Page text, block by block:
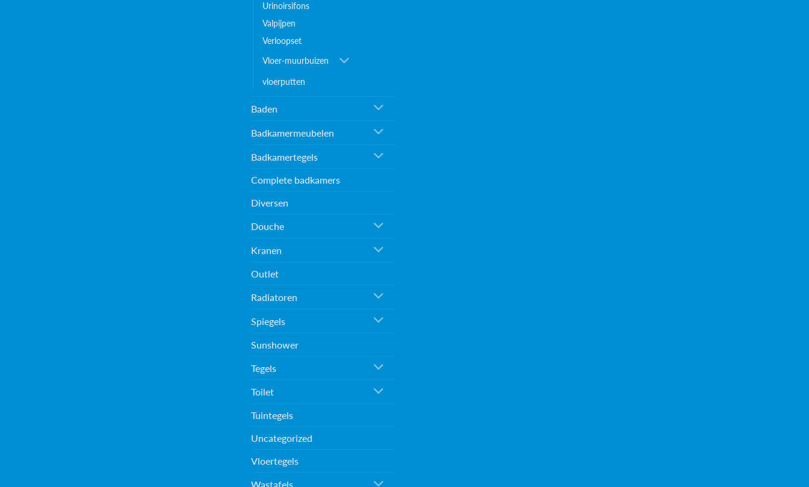
Urinoirsifons
Valpijpen
Verloopset
Vloer-muurbuizen
vloerputten
Baden
Badkamermeubelen
Badkamertegels
Complete badkamers
Diversen
Douche
Kranen
Outlet
Radiatoren
Spiegels
Sunshower
Tegels
Toilet
Tuintegels
Uncategorized
Vloertegels
Wastafels